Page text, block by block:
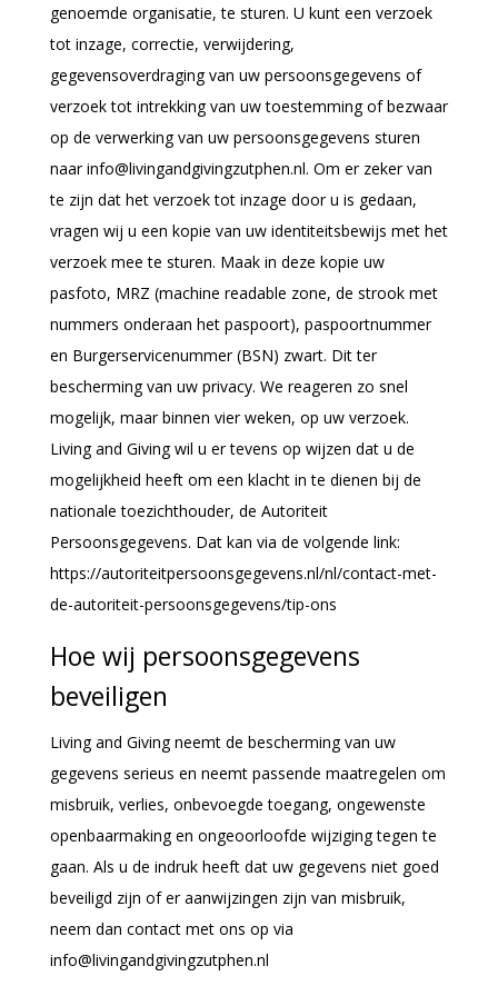
genoemde organisatie, te sturen. U kunt een verzoek
tot inzage, correctie, verwijdering,
gegevensoverdraging van uw persoonsgegevens of
verzoek tot intrekking van uw toestemming of bezwaar
op de verwerking van uw persoonsgegevens sturen
naar info@livingandgivingzutphen.nl. Om er zeker van
te zijn dat het verzoek tot inzage door u is gedaan,
vragen wij u een kopie van uw identiteitsbewijs met het
verzoek mee te sturen. Maak in deze kopie uw
pasfoto, MRZ (machine readable zone, de strook met
nummers onderaan het paspoort), paspoortnummer
en Burgerservicenummer (BSN) zwart. Dit ter
bescherming van uw privacy. We reageren zo snel
mogelijk, maar binnen vier weken, op uw verzoek.
Living and Giving wil u er tevens op wijzen dat u de
mogelijkheid heeft om een klacht in te dienen bij de
nationale toezichthouder, de Autoriteit
Persoonsgegevens. Dat kan via de volgende link:
https://autoriteitpersoonsgegevens.nl/nl/contact-met-
de-autoriteit-persoonsgegevens/tip-ons
Hoe wij persoonsgegevens
beveiligen
Living and Giving neemt de bescherming van uw
gegevens serieus en neemt passende maatregelen om
misbruik, verlies, onbevoegde toegang, ongewenste
openbaarmaking en ongeoorloofde wijziging tegen te
gaan. Als u de indruk heeft dat uw gegevens niet goed
beveiligd zijn of er aanwijzingen zijn van misbruik,
neem dan contact met ons op via
info@livingandgivingzutphen.nl